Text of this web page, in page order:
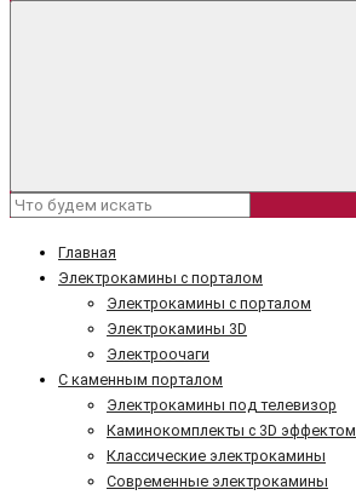
Главная
Электрокамины с порталом
Электрокамины с порталом
Электрокамины 3D
Электроочаги
С каменным порталом
Электрокамины под телевизор
Каминокомплекты с 3D эффектом
Классические электрокамины
Современные электрокамины